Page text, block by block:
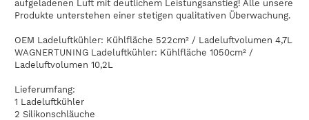
aufgeladenen Luft mit deutlichem Leistungsanstieg! Alle unsere
Produkte unterstehen einer stetigen qualitativen Überwachung.
OEM Ladeluftkühler: Kühlfläche 522cm² / Ladeluftvolumen 4,7L
WAGNERTUNING Ladeluftkühler: Kühlfläche 1050cm² /
Ladeluftvolumen 10,2L
Lieferumfang:
1 Ladeluftkühler
2 Silikonschläuche